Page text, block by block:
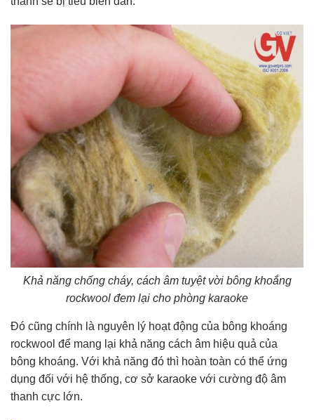
Khả năng chống cháy, cách âm tuyệt vời bông khoắng
rockwool đem lại cho phòng karaoke
Đó cũng chính là nguyên lý hoạt động của bông khoáng
rockwool để mang lại khả năng cách âm hiệu quả của
bông khoáng. Với khả năng đó thì hoàn toàn có thể ứng
dụng đối với hệ thống, cơ sở karaoke với cường độ âm
thanh cực lớn.